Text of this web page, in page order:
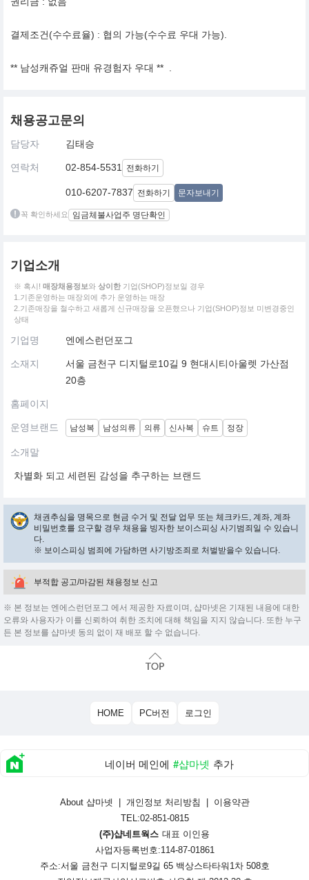
결제조건(수수료율) : 협의 가능(수수료 우대 가능).
** 남성캐쥬얼 판매 유경험자 우대 ** .
채용공고문의
담당자 김태승
연락처 02-854-5531 전화하기
010-6207-7837 전화하기 문자보내기
꼭 확인하세요 임금체불사업주 명단확인
기업소개
※ 혹시! 매장채용정보와 상이한 기업(SHOP)정보일 경우
1.기존운영하는 매장외에 추가 운영하는 매장
2.기존매장을 철수하고 새롭게 신규매장을 오픈했으나 기업(SHOP)정보 미변경중인
상태
기업명 엔에스런던포그
소재지
서울 금천구 디지털로10길 9 현대시티아울렛 가산점
20층
홈페이지
운영브랜드 남성복 남성의류 의류 신사복 슈트 정장
소개말
차별화 되고 세련된 감성을 추구하는 브랜드
채권추심을 명목으로 현금 수거 및 전달 업무 또는 체크카드, 계좌, 계좌
비밀번호를 요구할 경우 채용을 빙자한 보이스피싱 사기범죄일 수 있습니
다.
※ 보이스피싱 범죄에 가담하면 사기방조죄로 처벌받을수 있습니다.
부적합 공고/마감된 채용정보 신고
※ 본 정보는 엔에스런던포그 에서 제공한 자료이며, 샵마넷은 기재된 내용에 대한
오류와 사용자가 이를 신뢰하여 취한 조치에 대해 책임을 지지 않습니다. 또한 누구
든 본 정보를 샵마넷 동의 없이 재 배포 할 수 없습니다.
HOME PC버전 로그인
네이버 메인에 #샵마넷 추가
About 샵마넷 개인정보 처리방침
이용약관
TEL:02-851-0815
(주)샵네트웍스 대표 이인용
사업자등록번호:114-87-01861
주소:서울 금천구 디지털로9길 65 백상스타타워1차 508호